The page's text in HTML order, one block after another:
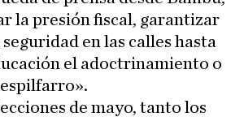
la presión fiscal, garantizar
en las calles hasta
el adoctrinamiento o
de mayo, tanto los